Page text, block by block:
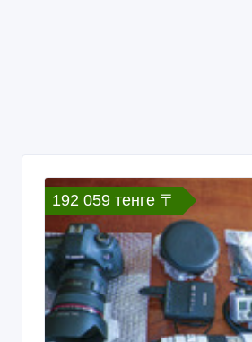
192 059 тенге 〒